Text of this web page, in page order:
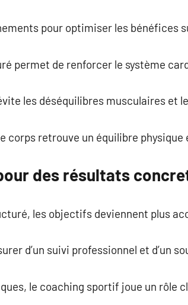
pour optimiser les bénéfices
permet de renforcer le système
les déséquilibres musculaires et
corps retrouve un équilibre
des résultats
les objectifs deviennent plus
d’un suivi professionnel et d’un
le coaching sportif joue un rôle